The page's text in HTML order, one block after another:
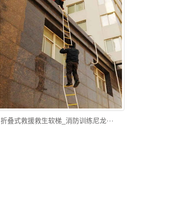
折叠式救援救生软梯_消防训练尼龙···